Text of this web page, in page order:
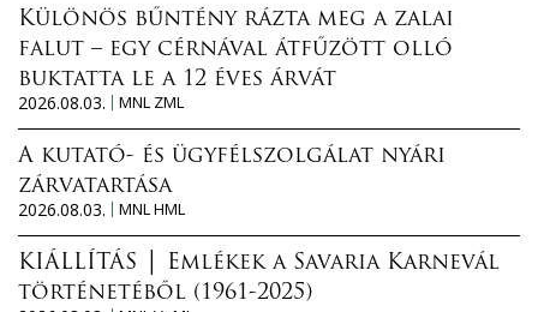
Különös bűntény rázta meg a zalai
falut – egy cérnával átfűzött olló
buktatta le a 12 éves árvát
2026.08.03.
MNL ZML
A kutató- és ügyfélszolgálat nyári
zárvatartása
2026.08.03.
MNL HML
KIÁLLÍTÁS │ Emlékek a Savaria Karnevál
történetéből (1961-2025)